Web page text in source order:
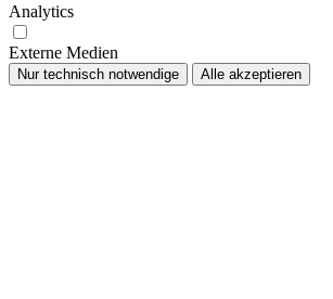
Analytics
Externe Medien
Nur technisch notwendige Alle akzeptieren